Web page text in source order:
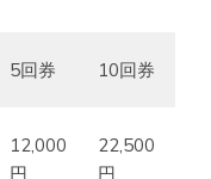
5回券 10回券
12,000
円
22,500
円